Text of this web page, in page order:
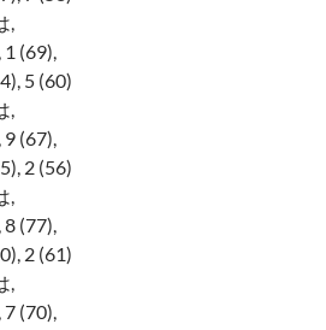
,
(69),
5 (60)
,
(67),
2 (56)
,
(77),
2 (61)
,
(70),